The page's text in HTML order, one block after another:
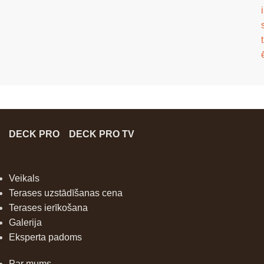
i
t
DECK PRO DECK PRO TV
Veikals
Terases uzstādīšanas cena
Terases ierīkošana
Galerija
Eksperta padoms